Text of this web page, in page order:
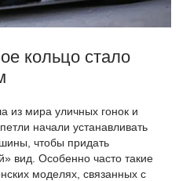
кольцо стало
из мира уличных гонок и
начали устанавливать
чтобы придать
вид. Особенно часто такие
моделях, связанных с